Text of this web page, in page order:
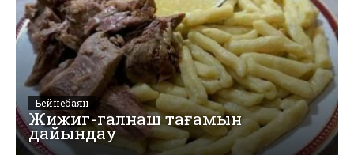
Бейнебаян
Жижиг-галнаш тағамын
дайындау